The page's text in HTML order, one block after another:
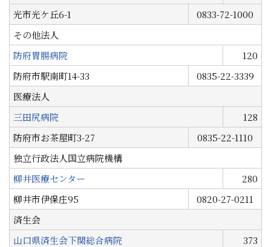
光市光ケ丘6-1
0833-72-1000
その他法人
防府胃腸病院
120
防府市駅南町14-33
0835-22-3339
医療法人
三田尻病院
128
防府市お茶屋町3-27
0835-22-1110
独立行政法人国立病院機構
柳井医療センター
280
柳井市伊保庄95
0820-27-0211
済生会
山口県済生会下関総合病院
373